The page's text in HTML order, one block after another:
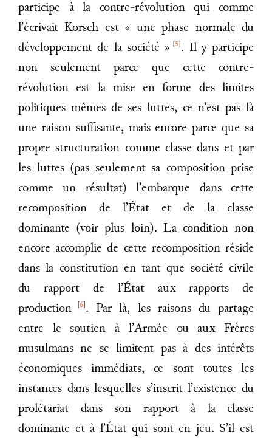
participe à la contre-révolution qui comme
l’écrivait Korsch est « une phase normale du
développement de la société » [5 . Il y participe
non seulement parce que cette contre-
révolution est la mise en forme des limites
politiques mêmes de ses luttes, ce n’est pas là
une raison suffisante, mais encore parce que sa
propre structuration comme classe dans et par
les luttes (pas seulement sa composition prise
comme un résultat) l’embarque dans cette
recomposition de l’État et de la classe
dominante (voir plus loin). La condition non
encore accomplie de cette recomposition réside
dans la constitution en tant que société civile
du rapport de l’État aux rapports de
production [6 . Par là, les raisons du partage
entre le soutien à l’Armée ou aux Frères
musulmans ne se limitent pas à des intérêts
économiques immédiats, ce sont toutes les
instances dans lesquelles s’inscrit l’existence du
prolétariat dans son rapport à la classe
dominante et à l’État qui sont en jeu. S’il est